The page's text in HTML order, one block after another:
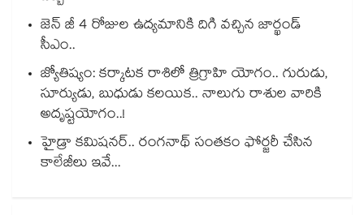
జెన్ జీ 4 రోజుల ఉద్యమానికి దిగి వచ్చిన జార్ఖండ్
సీఎం..
జ్యోతిష్యం: కర్కాటక రాశిలో త్రిగ్రాహి యోగం.. గురుడు,
సూర్యుడు, బుధుడు కలయిక.. నాలుగు రాశుల వారికి
అదృష్టయోగం..!
హైడ్రా కమిషనర్.. రంగనాథ్ సంతకం ఫోర్జరీ చేసిన
కాలేజీలు ఇవే...